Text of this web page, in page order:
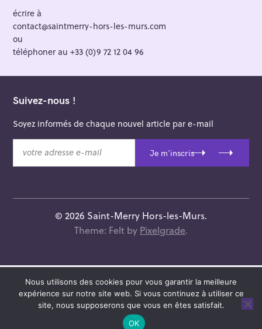
écrire à
contact@saintmerry-hors-les-murs.com
ou
téléphoner au +33 (0)9 72 12 04 96
Suivez-nous !
Soyez informés de chaque nouvel article par e-mail
t
e
Je m'inscris
© 2026 Saint-Merry Hors-les-Murs.
Theme: Felt by Pixelgrade.
Nous utilisons des cookies pour vous garantir la meilleure
expérience sur notre site web. Si vous continuez à utiliser ce
site, nous supposerons que vous en êtes satisfait.
OK